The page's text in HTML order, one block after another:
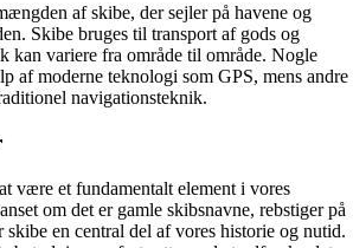
af skibe, der sejler på havene og
Skibe bruges til transport af gods og
kan variere fra område til område. Nogle
af moderne teknologi som GPS, mens andre
navigationsteknik.
være et fundamentalt element i vores
om det er gamle skibsnavne, rebstiger på
en central del af vores historie og nutid.